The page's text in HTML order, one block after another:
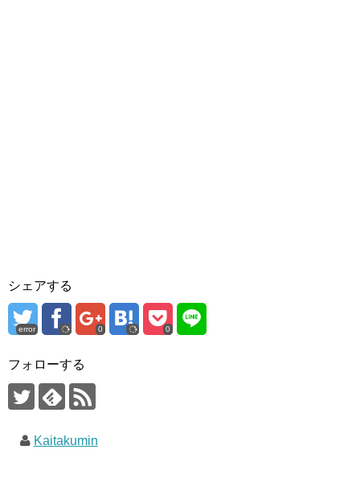
シェアする
error 0 0
フォローする
Kaitakumin